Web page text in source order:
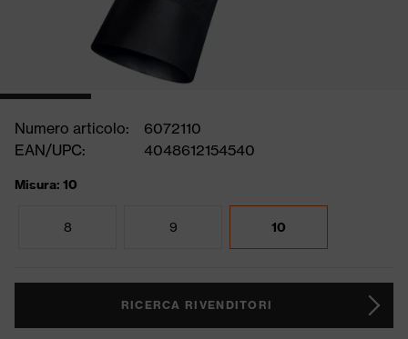
Numero articolo:
6072110
EAN/UPC:
4048612154540
Misura: 10
8 9 10
RICERCA RIVENDITORI